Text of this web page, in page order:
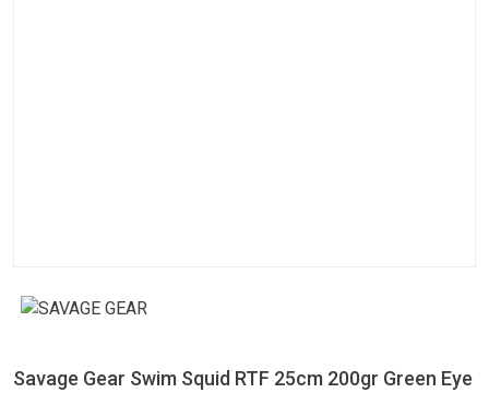
Savage Gear Swim Squid RTF 25cm 200gr Green Eye